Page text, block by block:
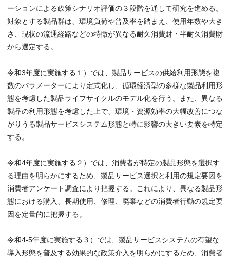
ーションによる政策シナリオ評価の３段階を通して研究を進める。
対象とする製品群は、環境負荷や普及率を踏まえ、使用年数や大き
さ、現状の流通経路などの特徴が異なる耐久消費財・半耐久消費財
から選定する。
令和3年度に実施する１）では、製品サービスの供給利用形態を複
数のパラメーターにより定式化し、循環経済型の多様な製品利用形
態を考慮した製品ライフサイクルのモデル化を行う。また、異なる
製品の利用形態を考慮した上で、環境・資源効率の大幅改善につな
がりうる製品サービスシステム形態と特に影響の大きい要素を特定
する。
令和4年度に実施する２）では、消費者が特定の製品形態を選択す
る理由を明らかにするため、製品サービス選択と利用の規定要因を
消費者アンケート調査により把握する。これにより、異なる製品形
態における購入、長期使用、修理、廃棄などの消費者行動の規定要
因を定量的に把握する。
令和4-5年度に実施する３）では、製品サービスシステムの有望な
導入形態を普及する効果的な政策介入を明らかにするため、消費者